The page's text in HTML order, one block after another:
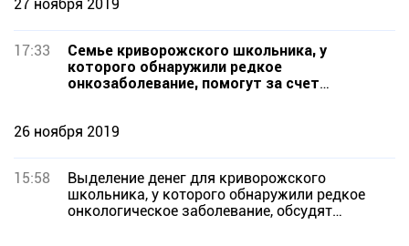
27 ноября 2019
17:33
Семье криворожского школьника, у
которого обнаружили редкое
онкозаболевание, помогут за счет
26 ноября 2019
15:58
Выделение денег для криворожского
школьника, у которого обнаружили редкое
онкологическое заболевание, обсудят